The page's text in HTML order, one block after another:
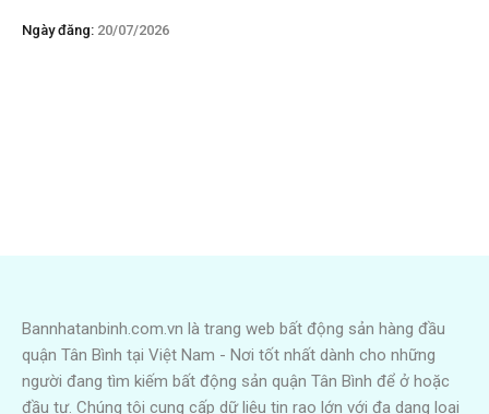
Ngày đăng: 20/07/2026
Bannhatanbinh.com.vn là trang web bất động sản hàng đầu
quận Tân Bình tại Việt Nam - Nơi tốt nhất dành cho những
người đang tìm kiếm bất động sản quận Tân Bình để ở hoặc
đầu tư. Chúng tôi cung cấp dữ liệu tin rao lớn với đa dạng loại